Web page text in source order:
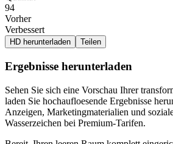
94
Vorher
Verbessert
HD herunterladen Teilen
Ergebnisse herunterladen
Sehen Sie sich eine Vorschau Ihrer
laden Sie hochaufloesende Ergebnisse
Anzeigen, Marketingmaterialien und
Wasserzeichen bei Premium-Tarifen.